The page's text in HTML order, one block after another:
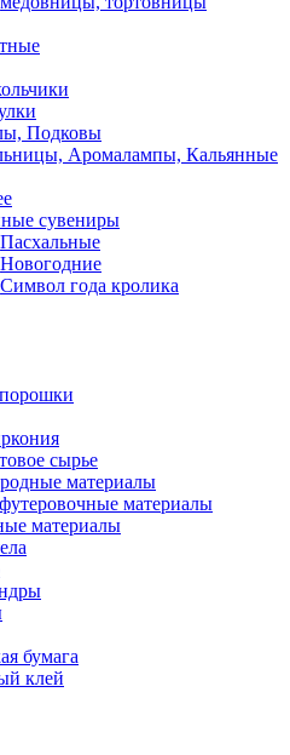
Подковы
Аромалампы, Кальянные
сувениры
Пасхальные
Новогодние
Символ года кролика
сырье
материалы
материалы
материалы
бумага
клей